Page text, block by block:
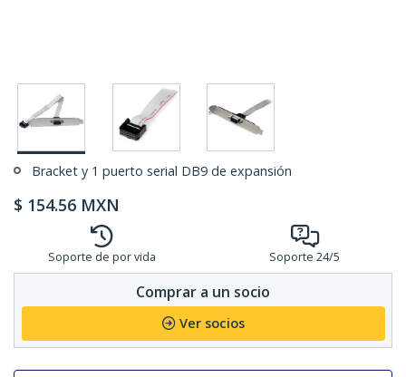
Bracket y 1 puerto serial DB9 de expansión
$ 154.56 MXN
Soporte de por vida Soporte 24/5
Comprar a un socio
Ver socios